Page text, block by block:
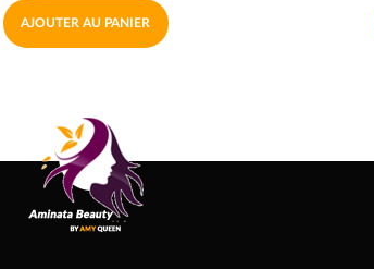
AJOUTER AU PANIER